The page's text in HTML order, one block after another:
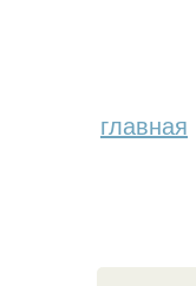
главная